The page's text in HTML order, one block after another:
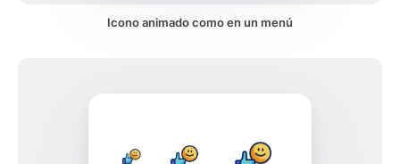
Icono animado como en un menú